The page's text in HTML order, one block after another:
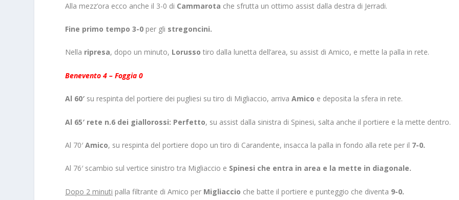
Alla mezz’ora ecco anche il 3-0 di Cammarota che sfrutta un ottimo assist dalla destra di Jerradi.
Fine primo tempo 3-0 per gli stregoncini.
Nella ripresa, dopo un minuto, Lorusso tiro dalla lunetta dell’area, su assist di Amico, e mette la palla in rete.
Benevento 4 – Foggia 0
Al 60′ su respinta del portiere dei pugliesi su tiro di Migliaccio, arriva Amico e deposita la sfera in rete.
Al 65′ rete n.6 dei giallorossi: Perfetto, su assist dalla sinistra di Spinesi, salta anche il portiere e la mette dentro.
Al 70′Amico, su respinta del portiere dopo un tiro di Carandente, insacca la palla in fondo alla rete per il 7-0.
Al 76′ scambio sul vertice sinistro tra Migliaccio e Spinesi che entra in area e la mette in diagonale.
Dopo 2 minuti palla filtrante di Amico per Migliaccio che batte il portiere e punteggio che diventa 9-0.